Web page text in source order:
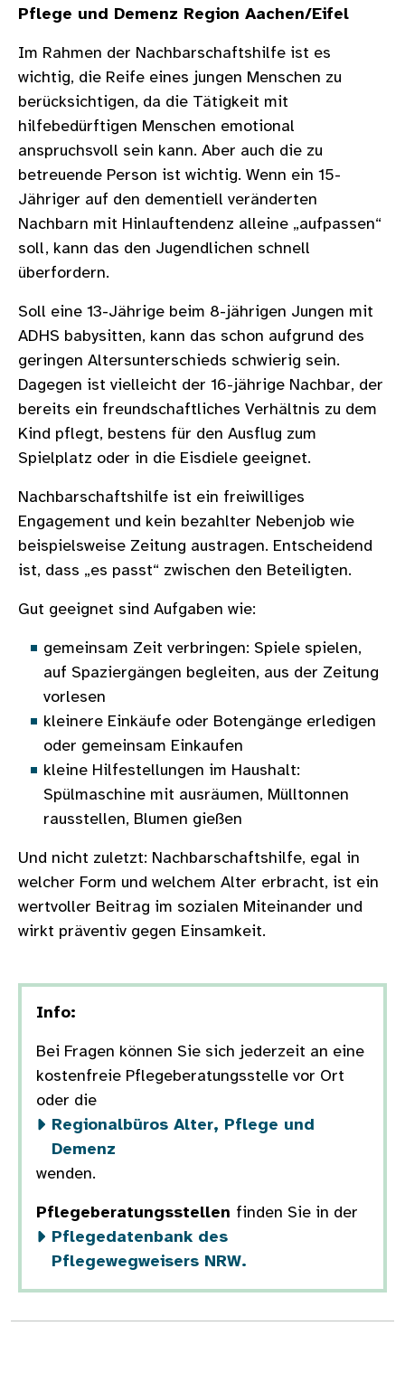
Pflege und Demenz Region Aachen/Eifel
Im Rahmen der Nachbarschaftshilfe ist es
wichtig, die Reife eines jungen Menschen zu
berücksichtigen, da die Tätigkeit mit
hilfebedürftigen Menschen emotional
anspruchsvoll sein kann. Aber auch die zu
betreuende Person ist wichtig. Wenn ein 15-
Jähriger auf den dementiell veränderten
Nachbarn mit Hinlauftendenz alleine „aufpassen“
soll, kann das den Jugendlichen schnell
überfordern.
Soll eine 13-Jährige beim 8-jährigen Jungen mit
ADHS babysitten, kann das schon aufgrund des
geringen Altersunterschieds schwierig sein.
Dagegen ist vielleicht der 16-jährige Nachbar, der
bereits ein freundschaftliches Verhältnis zu dem
Kind pflegt, bestens für den Ausflug zum
Spielplatz oder in die Eisdiele geeignet.
Nachbarschaftshilfe ist ein freiwilliges
Engagement und kein bezahlter Nebenjob wie
beispielsweise Zeitung austragen. Entscheidend
ist, dass „es passt“ zwischen den Beteiligten.
Gut geeignet sind Aufgaben wie:
gemeinsam Zeit verbringen: Spiele spielen,
auf Spaziergängen begleiten, aus der Zeitung
vorlesen
kleinere Einkäufe oder Botengänge erledigen
oder gemeinsam Einkaufen
kleine Hilfestellungen im Haushalt:
Spülmaschine mit ausräumen, Mülltonnen
rausstellen, Blumen gießen
Und nicht zuletzt: Nachbarschaftshilfe, egal in
welcher Form und welchem Alter erbracht, ist ein
wertvoller Beitrag im sozialen Miteinander und
wirkt präventiv gegen Einsamkeit.
Info:
Bei Fragen können Sie sich jederzeit an eine
kostenfreie Pflegeberatungsstelle vor Ort
oder die
Regionalbüros Alter, Pflege und
Demenz
wenden.
Pflegeberatungsstellen finden Sie in der
Pflegedatenbank des
Pflegewegweisers NRW.